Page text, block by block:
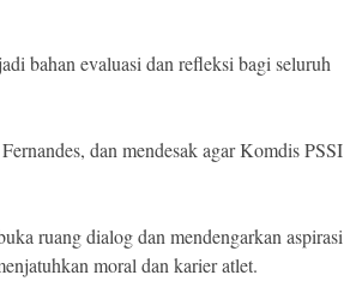
bahan evaluasi dan refleksi bagi seluruh
dan mendesak agar Komdis PSSI
ruang dialog dan mendengarkan aspirasi
moral dan karier atlet.